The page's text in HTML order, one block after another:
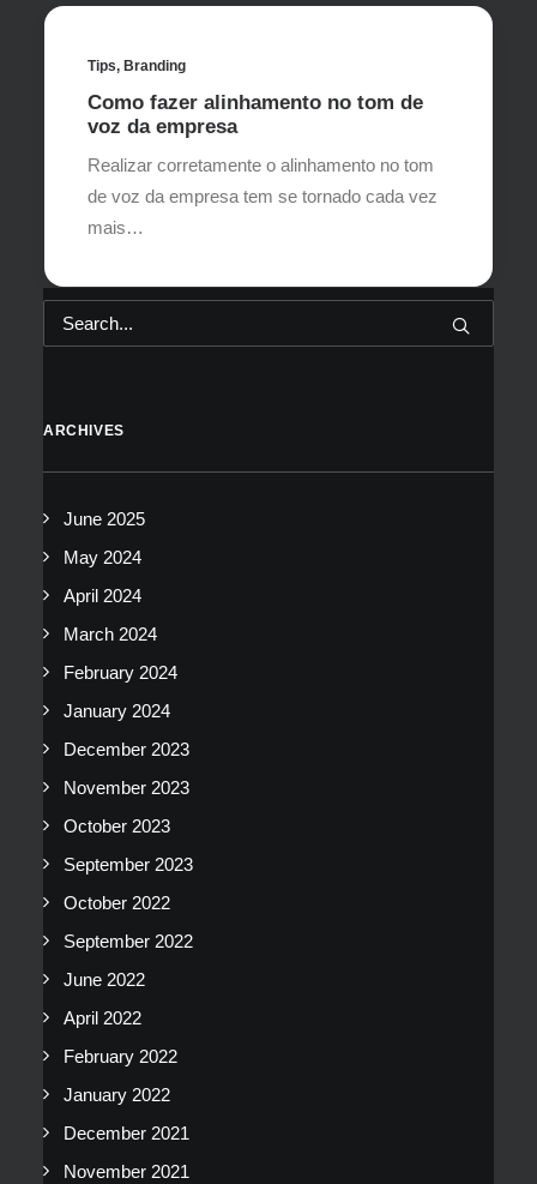
Tips, Branding
Como fazer alinhamento no tom de
voz da empresa
Realizar corretamente o alinhamento no tom
de voz da empresa tem se tornado cada vez
mais…
ARCHIVES
June 2025
May 2024
April 2024
March 2024
February 2024
January 2024
December 2023
November 2023
October 2023
September 2023
October 2022
September 2022
June 2022
April 2022
February 2022
January 2022
December 2021
November 2021